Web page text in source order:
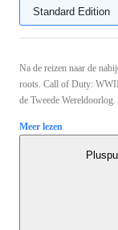
Standard Edition
Na de reizen naar de
roots. Call of Duty: WWII
de Tweede
Meer lezen